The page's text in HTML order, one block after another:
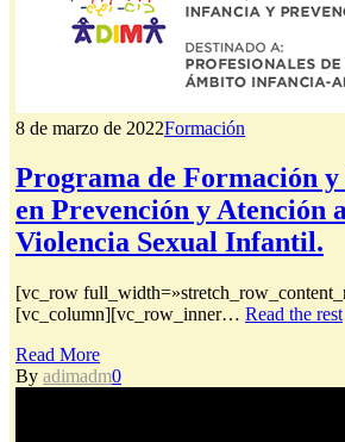
8 de marzo de 2022Formación
Programa de Formación
en Prevención y Atención
Violencia Sexual Infantil.
[vc_row
[vc_column][vc_row_inner… Read the rest
Read More
By adimadm0